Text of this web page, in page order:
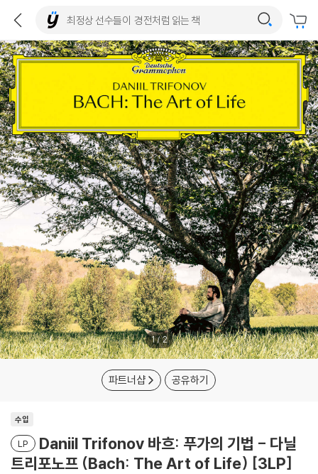
1/2
파트너샵 공유하기
수입
LP
Daniil Trifonov 바흐: 푸가의 기법 - 다닐
트리포노프 (Bach: The Art of Life) [3LP]